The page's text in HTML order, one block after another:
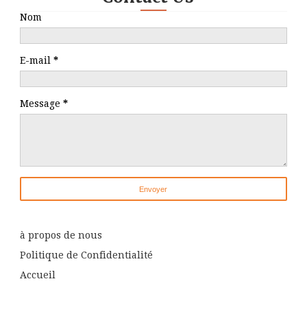
Nom
E-mail *
Message *
à propos de nous
Politique de Confidentialité
Accueil